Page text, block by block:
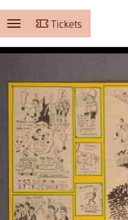
Tickets